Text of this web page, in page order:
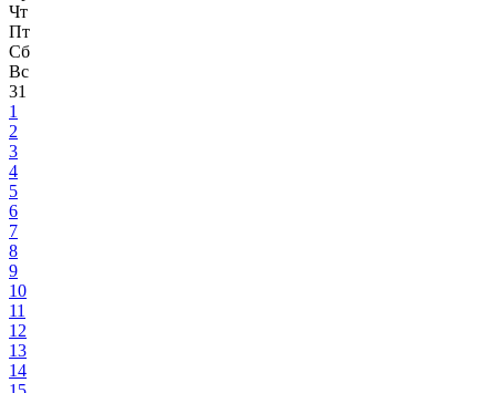
Чт
Пт
Сб
Вс
31
1
2
3
4
5
6
7
8
9
10
11
12
13
14